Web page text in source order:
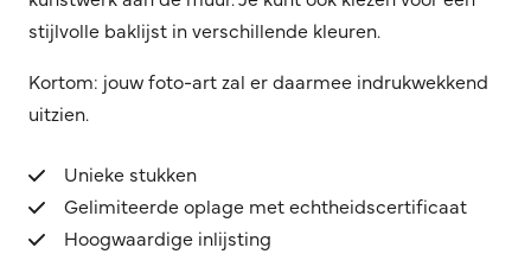
stijlvolle baklijst in verschillende kleuren.
Kortom: jouw foto-art zal er daarmee indrukwekkend
uitzien.
Unieke stukken
Gelimiteerde oplage met echtheidscertificaat
Hoogwaardige inlijsting